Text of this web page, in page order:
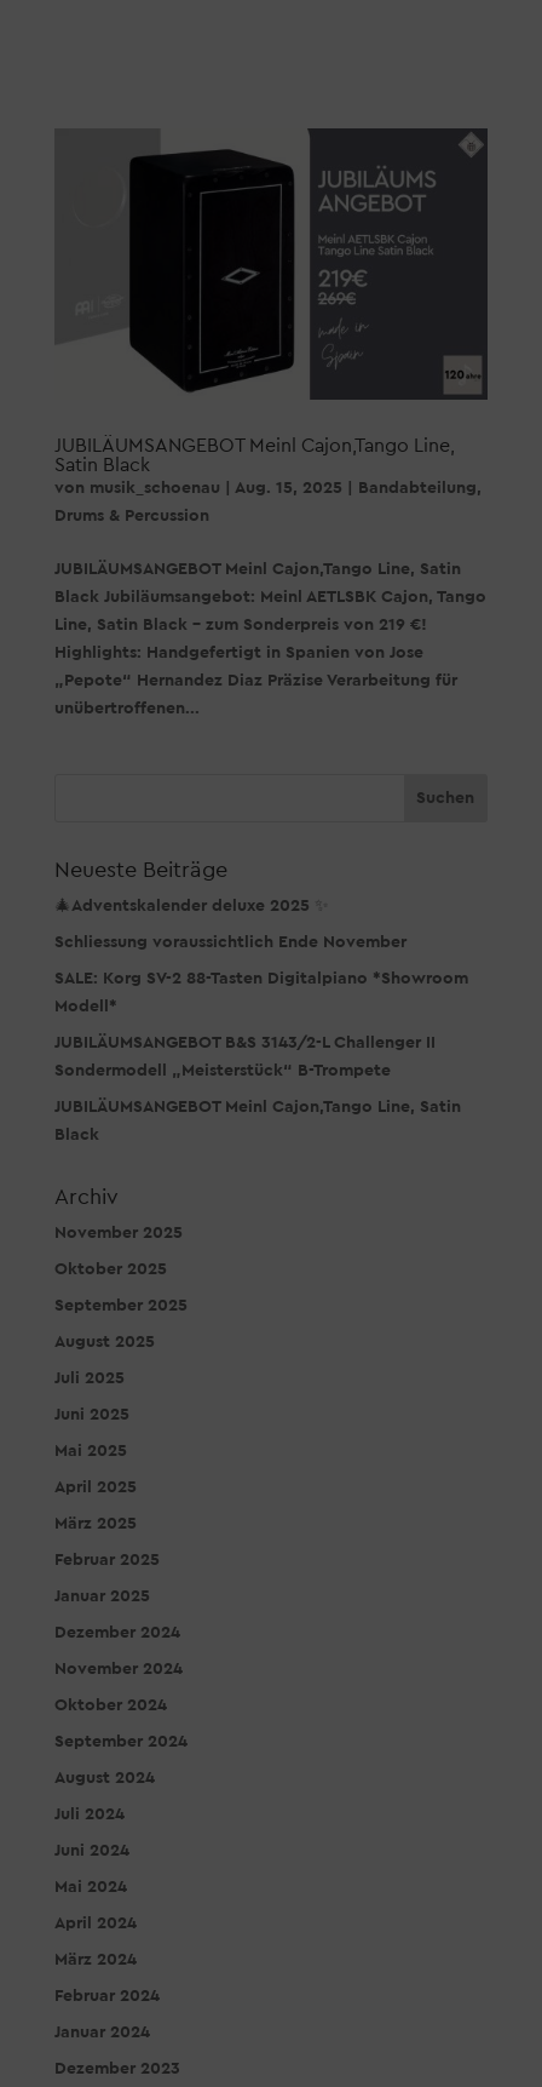
JUBILÄUMSANGEBOT Meinl Cajon,Tango Line,
Satin Black
von musik_schoenau Aug. 15, 2025 Bandabteilung,
Drums & Percussion
JUBILÄUMSANGEBOT Meinl Cajon,Tango Line, Satin
Black Jubiläumsangebot: Meinl AETLSBK Cajon, Tango
Line, Satin Black – zum Sonderpreis von 219 €!
Highlights: Handgefertigt in Spanien von Jose
„Pepote“ Hernandez Diaz Präzise Verarbeitung für
unübertroffenen...
Neueste Beiträge
🎄Adventskalender deluxe 2025 ✨
Schliessung voraussichtlich Ende November
SALE: Korg SV-2 88-Tasten Digitalpiano *Showroom
Modell*
JUBILÄUMSANGEBOT B&S 3143/2-L Challenger II
Sondermodell „Meisterstück“ B-Trompete
JUBILÄUMSANGEBOT Meinl Cajon,Tango Line, Satin
Black
Archiv
November 2025
Oktober 2025
September 2025
August 2025
Juli 2025
Juni 2025
Mai 2025
April 2025
März 2025
Februar 2025
Januar 2025
Dezember 2024
November 2024
Oktober 2024
September 2024
August 2024
Juli 2024
Juni 2024
Mai 2024
April 2024
März 2024
Februar 2024
Januar 2024
Dezember 2023